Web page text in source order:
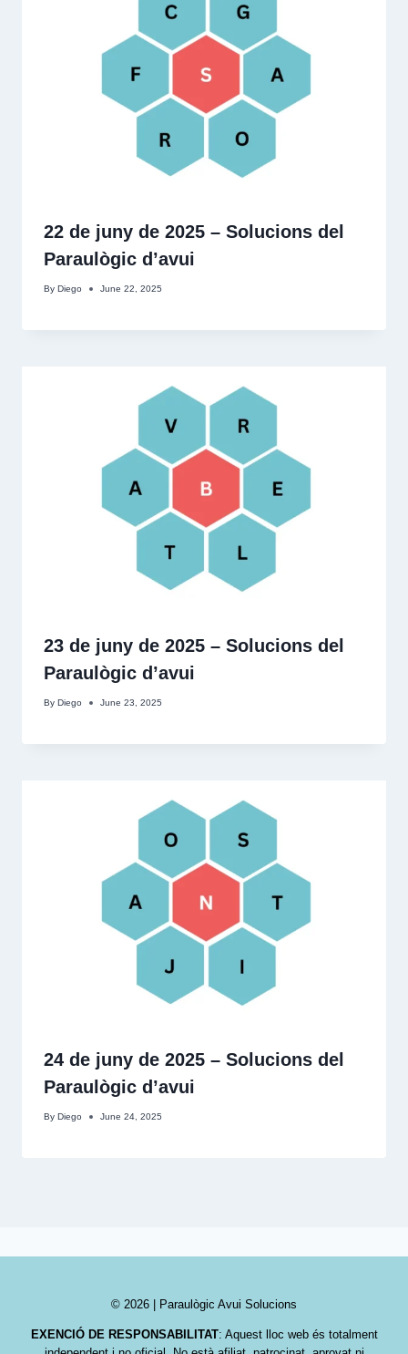
22 de juny de 2025 – Solucions del
Paraulògic d’avui
By Diego June 22, 2025
23 de juny de 2025 – Solucions del
Paraulògic d’avui
By Diego June 23, 2025
24 de juny de 2025 – Solucions del
Paraulògic d’avui
By Diego June 24, 2025
© 2026 | Paraulògic Avui Solucions
EXENCIÓ DE RESPONSABILITAT: Aquest lloc web és totalment